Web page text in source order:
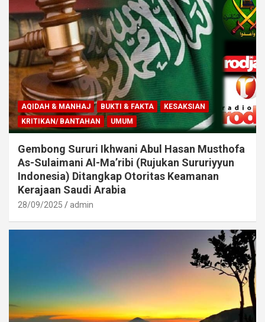
AQIDAH & MANHAJ BUKTI & FAKTA
KESAKSIAN
KRITIKAN/ BANTAHAN
UMUM
Gembong Sururi Ikhwani Abul Hasan Musthofa
As-Sulaimani Al-Ma’ribi (Rujukan Sururiyyun
Indonesia) Ditangkap Otoritas Keamanan
Kerajaan Saudi Arabia
28/09/2025 admin